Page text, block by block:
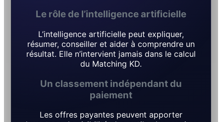
Le rôle de l’intelligence artificielle
L’intelligence artificielle peut expliquer,
résumer, conseiller et aider à comprendre un
résultat. Elle n’intervient jamais dans le calcul
du Matching KD.
Un classement indépendant du
paiement
Les offres payantes peuvent apporter